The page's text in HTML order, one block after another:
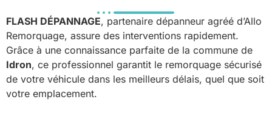
FLASH DÉPANNAGE, partenaire dépanneur agréé d’Allo
Remorquage, assure des interventions rapidement.
Grâce à une connaissance parfaite de la commune de
Idron, ce professionnel garantit le remorquage sécurisé
de votre véhicule dans les meilleurs délais, quel que soit
votre emplacement.